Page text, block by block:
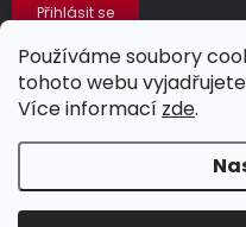
Používáme soubory
tohoto webu
Více informací zde.
Přihlásit se